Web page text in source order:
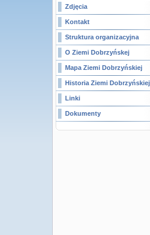
Zdjęcia
Kontakt
Struktura organizacyjna
O Ziemi Dobrzyńskej
Mapa Ziemi Dobrzyńskiej
Historia Ziemi Dobrzyńskiej
Linki
Dokumenty